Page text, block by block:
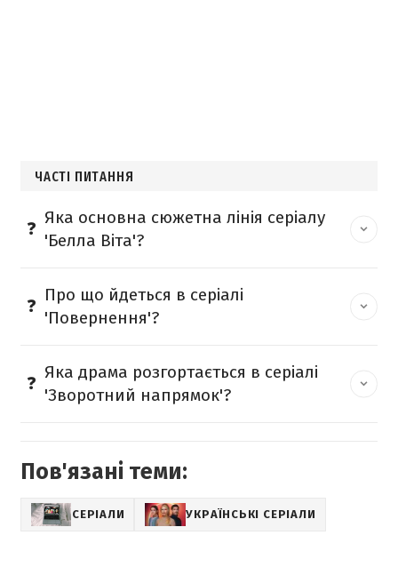
ЧАСТІ ПИТАННЯ
Яка основна сюжетна лінія серіалу
'Белла Віта'?
Про що йдеться в серіалі
'Повернення'?
Яка драма розгортається в серіалі
'Зворотний напрямок'?
Пов'язані теми:
СЕРІАЛИ УКРАЇНСЬКІ СЕРІАЛИ